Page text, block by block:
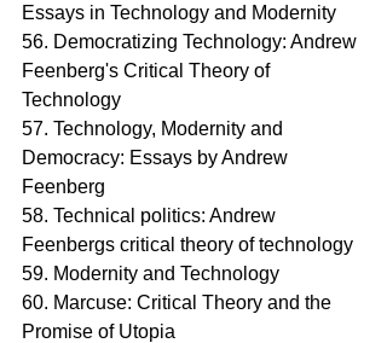
Essays in Technology and Modernity
56. Democratizing Technology: Andrew
Feenberg's Critical Theory of
Technology
57. Technology, Modernity and
Democracy: Essays by Andrew
Feenberg
58. Technical politics: Andrew
Feenbergs critical theory of technology
59. Modernity and Technology
60. Marcuse: Critical Theory and the
Promise of Utopia